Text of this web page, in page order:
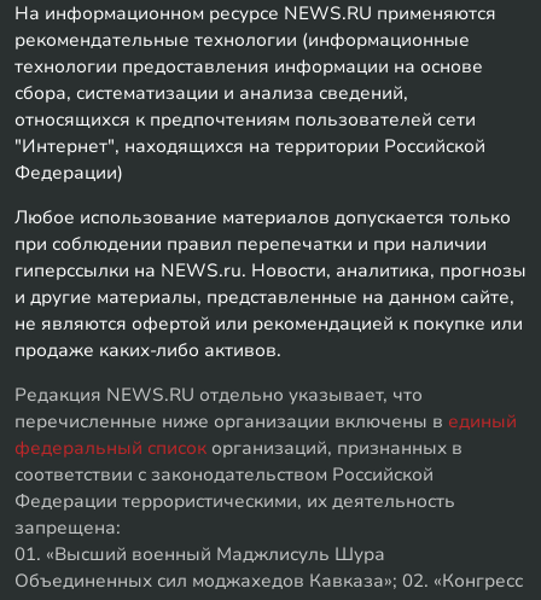
На информационном ресурсе NEWS.RU применяются
рекомендательные технологии (информационные
технологии предоставления информации на основе
сбора, систематизации и анализа сведений,
относящихся к предпочтениям пользователей сети
"Интернет", находящихся на территории Российской
Федерации)
Любое использование материалов допускается только
при соблюдении правил перепечатки и при наличии
гиперссылки на NEWS.ru. Новости, аналитика, прогнозы
и другие материалы, представленные на данном сайте,
не являются офертой или рекомендацией к покупке или
продаже каких-либо активов.
Редакция NEWS.RU отдельно указывает, что
перечисленные ниже организации включены в единый
федеральный список организаций, признанных в
соответствии с законодательством Российской
Федерации террористическими, их деятельность
запрещена:
01. «Высший военный Маджлисуль Шура
Объединенных сил моджахедов Кавказа»; 02. «Конгресс